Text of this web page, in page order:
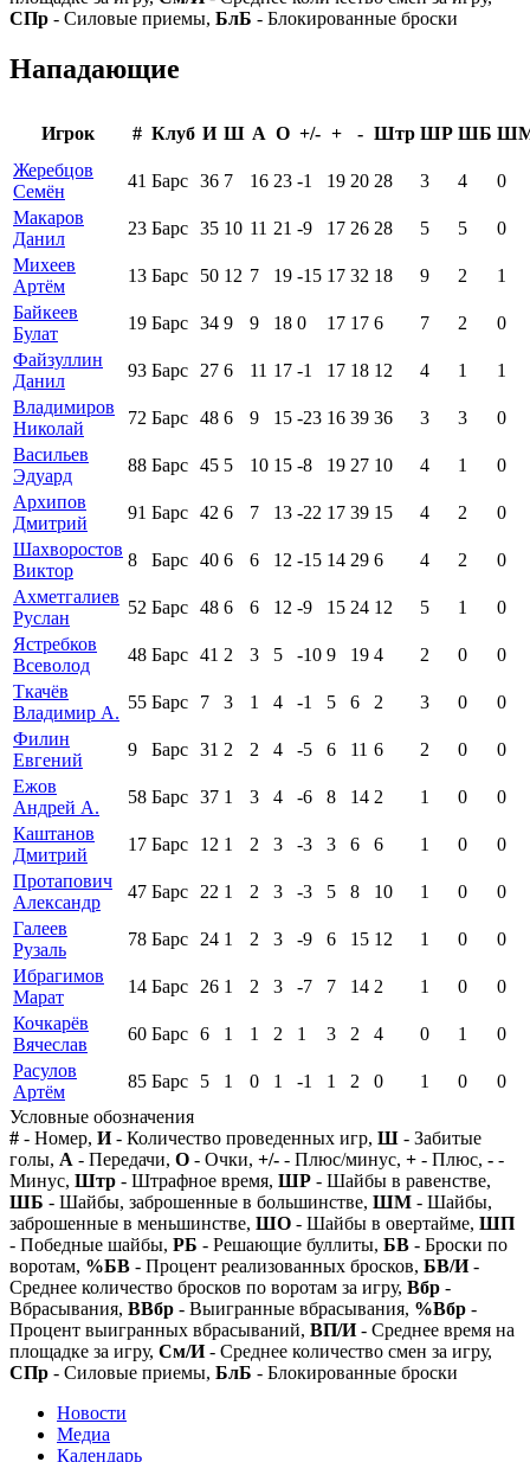
СПр - Силовые приемы, БлБ - Блокированные броски
Нападающие
Игрок # Клуб И Ш А О +/- + - Штр ШР ШБ
Жеребцов
Семён
41 Барс 36 7 16 23 -1 19 20 28 3 4
0
Макаров
Данил
23 Барс 35 10 11 21 -9 17 26 28 5 5
0
Михеев
Артём
13 Барс 50 12 7 19 -15 17 32 18 9 2
1
Байкеев
Булат
19 Барс 34 9 9 18 0 17 17 6 7 2
0
Файзуллин
Данил
93 Барс 27 6 11 17 -1 17 18 12 4 1
1
Владимиров
Николай
72 Барс 48 6 9 15 -23 16 39 36 3 3
0
Васильев
Эдуард
88 Барс 45 5 10 15 -8 19 27 10 4 1
0
Архипов
Дмитрий
91 Барс 42 6 7 13 -22 17 39 15 4 2
0
Шахворостов
Виктор
8 Барс 40 6 6 12 -15 14 29 6 4 2
0
Ахметгалиев
Руслан
52 Барс 48 6 6 12 -9 15 24 12 5 1
0
Ястребков
Всеволод
48 Барс 41 2 3 5 -10 9 19 4 2 0
0
Ткачёв
Владимир А.
55 Барс 7 3 1 4 -1 5 6 2 3 0
0
Филин
Евгений
9 Барс 31 2 2 4 -5 6 11 6 2 0
0
Ежов
Андрей А.
58 Барс 37 1 3 4 -6 8 14 2 1 0
0
Каштанов
Дмитрий
17 Барс 12 1 2 3 -3 3 6 6 1 0
0
Протапович
Александр
47 Барс 22 1 2 3 -3 5 8 10 1 0
0
Галеев
Рузаль
78 Барс 24 1 2 3 -9 6 15 12 1 0
0
Ибрагимов
Марат
14 Барс 26 1 2 3 -7 7 14 2 1 0
0
Кочкарёв
Вячеслав
60 Барс 6 1 1 2 1 3 2 4 0 1
0
Расулов
Артём
85 Барс 5 1 0 1 -1 1 2 0 1 0
0
Условные обозначения
# - Номер, И- Количество проведенных игр, Ш - Забитые
голы, А - Передачи, О - Очки, +/- - Плюс/минус, + - Плюс, - -
Минус, Штр - Штрафное время, ШР - Шайбы в равенстве,
ШБ - Шайбы, заброшенные в большинстве, ШМ - Шайбы,
заброшенные в меньшинстве, ШО - Шайбы в овертайме, ШП
- Победные шайбы, РБ - Решающие буллиты, БВ - Броски по
воротам, %БВ - Процент реализованных бросков, БВ/И-
Среднее количество бросков по воротам за игру, Вбр -
Вбрасывания, ВВбр - Выигранные вбрасывания, %Вбр -
Процент выигранных вбрасываний, ВП/И- Среднее время на
площадке за игру, См/И- Среднее количество смен за игру,
СПр - Силовые приемы, БлБ - Блокированные броски
Новости
Медиа
Календарь